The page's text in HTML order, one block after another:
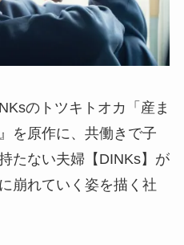
のトツキトオカ「産ま
を原作に、共働きで子
たない夫婦【DINKs】が
崩れていく姿を描く社